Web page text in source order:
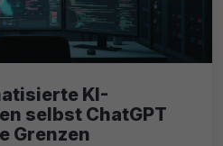
KI-
selbst ChatGPT
Grenzen